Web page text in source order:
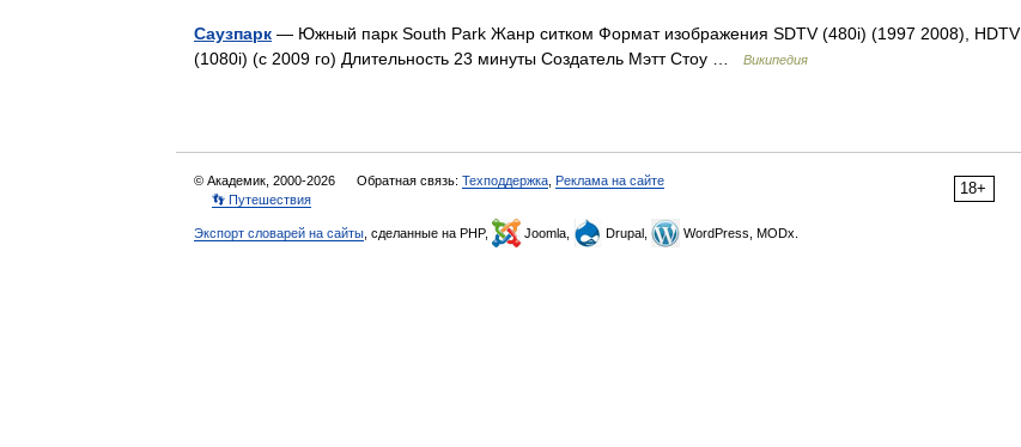
Саузпарк — Южный парк South Park Жанр ситком Формат изображения SDTV (480i) (1997 2008), HDTV
(1080i) (с 2009 го) Длительность 23 минуты Создатель Мэтт Стоу …
Википедия
18+
© Академик, 2000-2026 Обратная связь: Техподдержка Реклама на сайте
👣 Путешествия
Экспорт словарей на сайты , сделанные на PHP, Joomla, Drupal, WordPress, MODx.